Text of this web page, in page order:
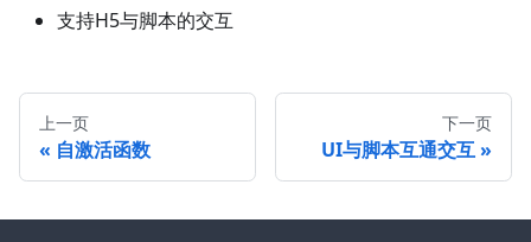
支持H5与脚本的交互
上一页
自激活函数
下一页
UI与脚本互通交互